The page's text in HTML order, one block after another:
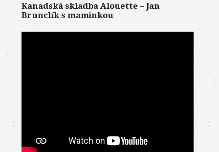
Kanadská skladba Alouette – Jan
Brunclík s maminkou